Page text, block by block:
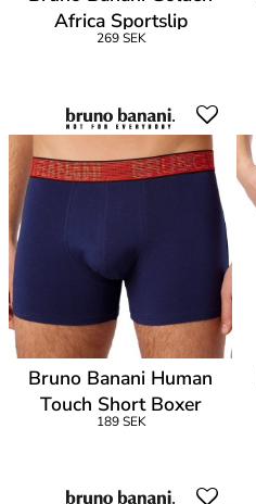
Africa Sportslip
269 SEK
Bruno Banani Human
Touch Short Boxer
189 SEK